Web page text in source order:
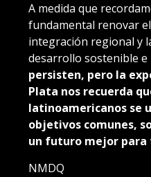
A medida que
fundamental renovar
integración regional y
desarrollo sostenible e
persisten, pero la
Plata nos recuerda
latinoamericanos se
objetivos comunes,
un futuro mejor para
NMDQ